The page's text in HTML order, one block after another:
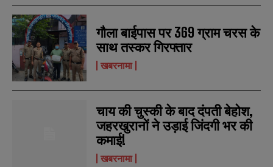
l
*
m
b
r
s
SUBMIT
l
*
m
b
r
s
SUBMIT
गौला बाईपास पर 369 ग्राम चरस के
साथ तस्कर गिरफ्तार
खबरनामा
चाय की चुस्की के बाद दंपती बेहोश,
जहरखुरानों ने उड़ाई जिंदगी भर की
कमाई!
खबरनामा